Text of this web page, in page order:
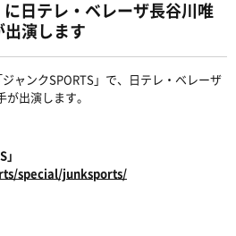
に日テレ・ベレーザ長谷川唯
演します
ャンクSPORTS」で、日テレ・ベレーザ
出演します。
special/junksports/